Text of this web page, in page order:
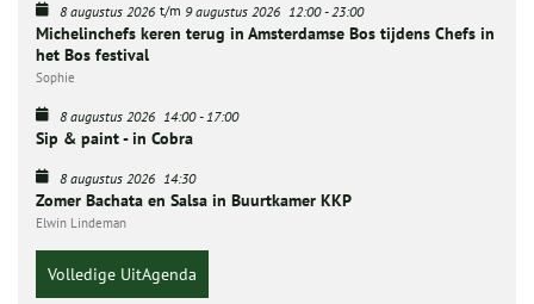
8 augustus 2026 t/m 9 augustus 2026 12:00-23:00
Michelinchefs keren terug in Amsterdamse Bos tijdens Chefs in
het Bos festival
Sophie
8 augustus 2026 14:00-17:00
Sip & paint - in Cobra
8 augustus 2026 14:30
Zomer Bachata en Salsa in Buurtkamer KKP
Elwin Lindeman
Volledige UitAgenda